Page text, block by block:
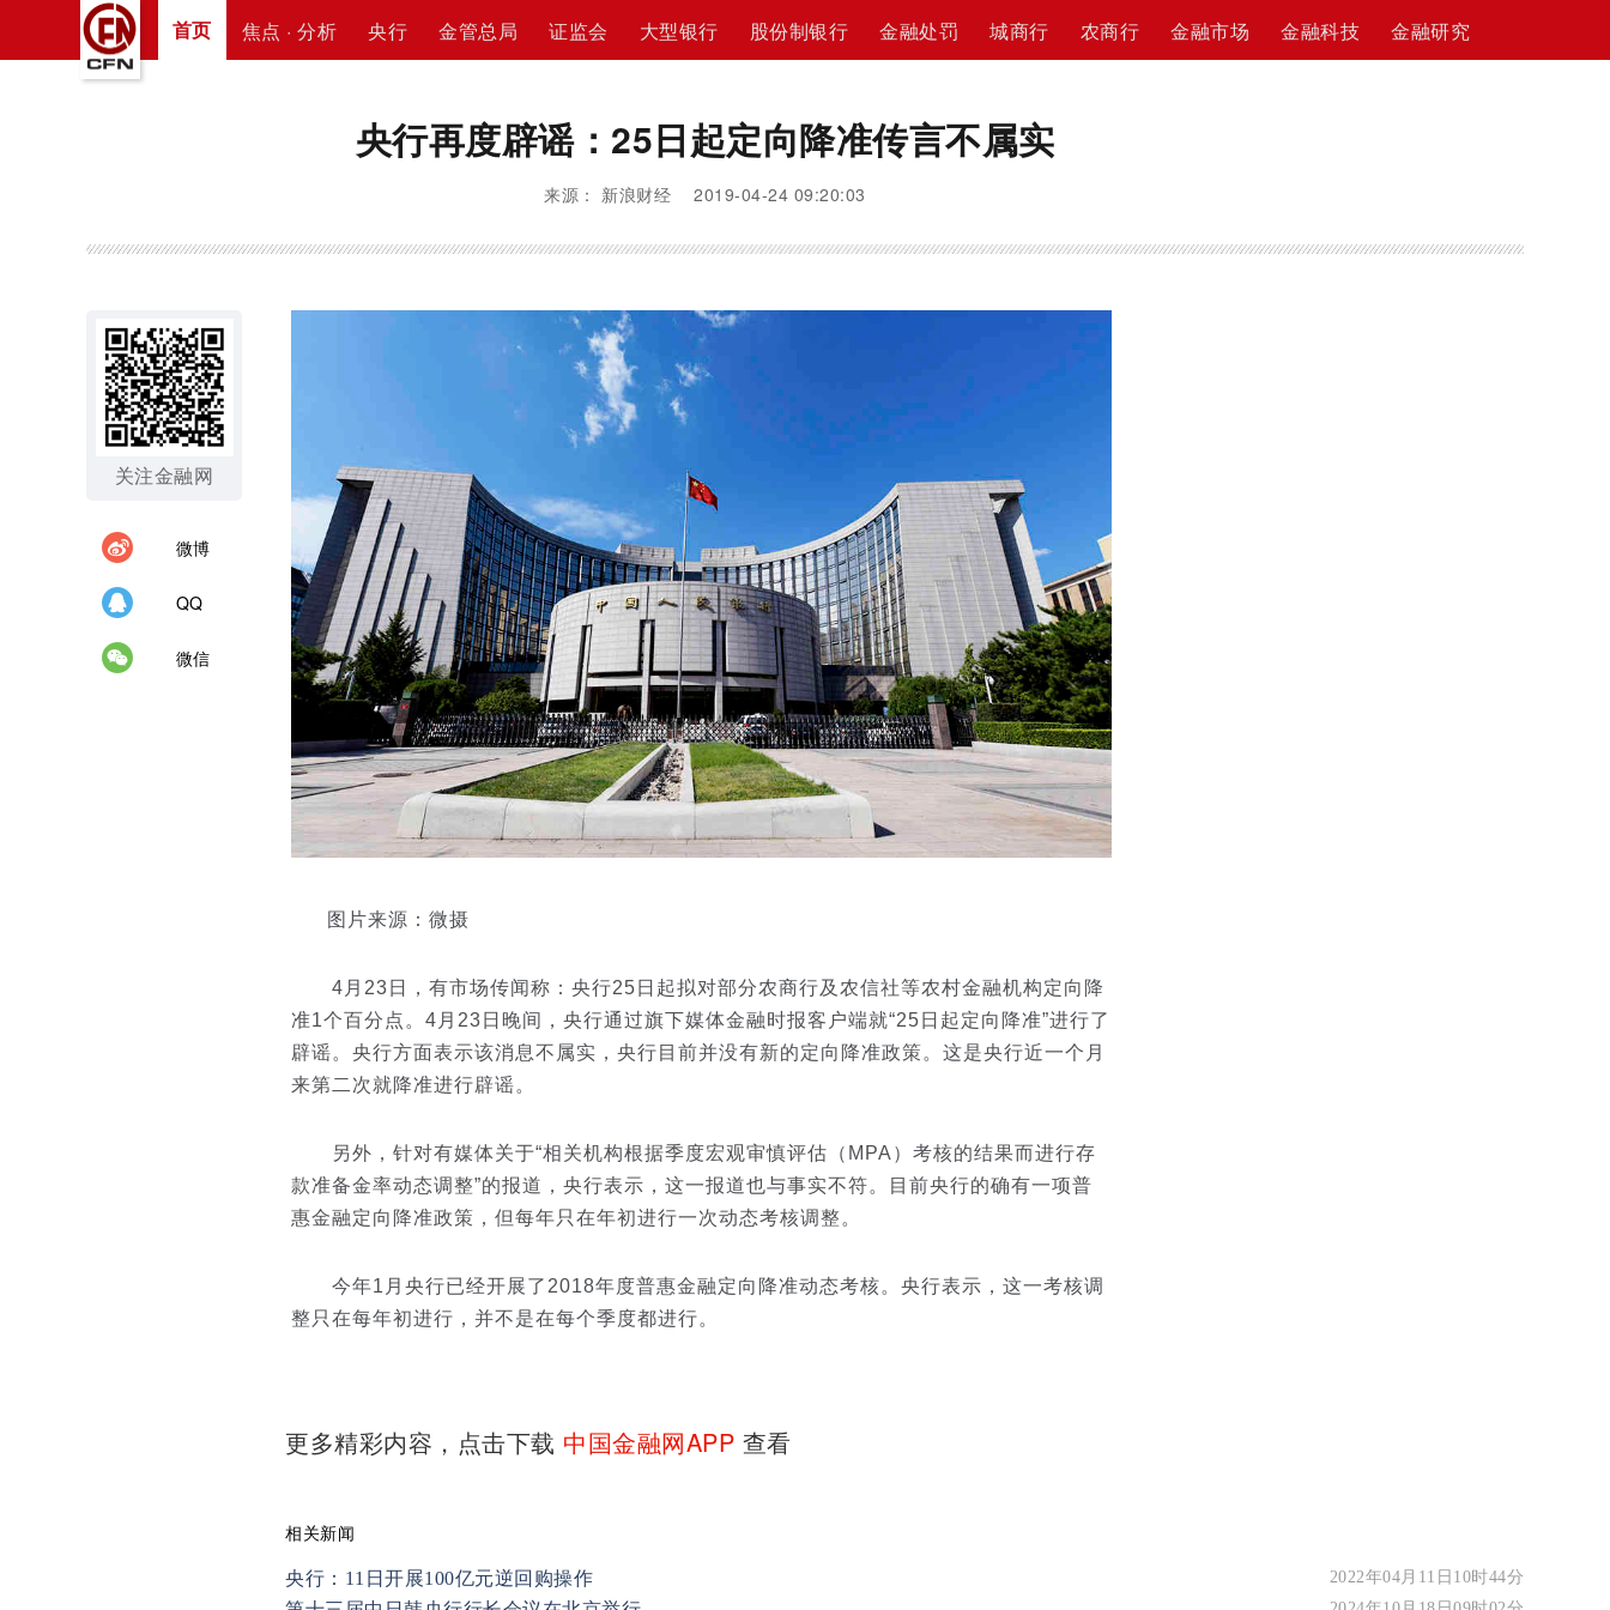
首页 焦点 · 分析 央行 金管总局 证监会 大型银行 股份制银行 金融处罚 城商行 农商行 金融市场 金融科技 金融研究
央行再度辟谣：25日起定向降准传言不属实
来源： 新浪财经 2019-04-24 09:20:03
关注金融网
微博
QQ
微信
图片来源：微摄
4月23日，有市场传闻称：央行25日起拟对部分农商行及农信社等农村金融机构定向降
准1个百分点。 4月23日晚间，央行通过旗下媒体金融时报客户端就“25日起定向降准”进行了
辟谣。 央行方面表示该消息不属实，央行目前并没有新的定向降准政策。 这是央行近一个月
来第二次就降准进行辟谣。
另外，针对有媒体关于“相关机构根据季度宏观审慎评估（MPA）考核的结果而进行存
款准备金率动态调整”的报道，央行表示，这一报道也与事实不符。目前央行的确有一项普
惠金融定向降准政策，但每年只在年初进行一次动态考核调整。
今年1月央行已经开展了2018年度普惠金融定向降准动态考核。央行表示，这一考核调
整只在每年初进行，并不是在每个季度都进行。
更多精彩内容，点击下载 中国金融网APP 查看
相关新闻
央行：11日开展100亿元逆回购操作 2022年04月11日10时44分